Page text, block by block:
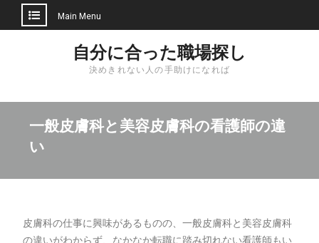
Main Menu
自分に合った職場探し
決めきれない人の手助けになれば
一般皮膚科と美容皮膚科の看護師の違
い
皮膚科の仕事に興味があるものの、一般皮膚科と美容皮膚科
の違いがわからず、なかなか転職に踏み切れない看護師もい